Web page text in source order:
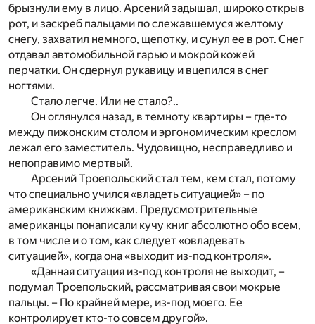
брызнули ему в лицо. Арсений задышал, широко открыв
рот, и заскреб пальцами по слежавшемуся желтому
снегу, захватил немного, щепотку, и сунул ее в рот. Снег
отдавал автомобильной гарью и мокрой кожей
перчатки. Он сдернул рукавицу и вцепился в снег
ногтями.
Стало легче. Или не стало?..
Он оглянулся назад, в темноту квартиры – где-то
между пижонским столом и эргономическим креслом
лежал его заместитель. Чудовищно, несправедливо и
непоправимо мертвый.
Арсений Троепольский стал тем, кем стал, потому
что специально учился «владеть ситуацией» – по
американским книжкам. Предусмотрительные
американцы понаписали кучу книг абсолютно обо всем,
в том числе и о том, как следует «овладевать
ситуацией», когда она «выходит из-под контроля».
«Данная ситуация из-под контроля не выходит, –
подумал Троепольский, рассматривая свои мокрые
пальцы. – По крайней мере, из-под моего. Ее
контролирует кто-то совсем другой».